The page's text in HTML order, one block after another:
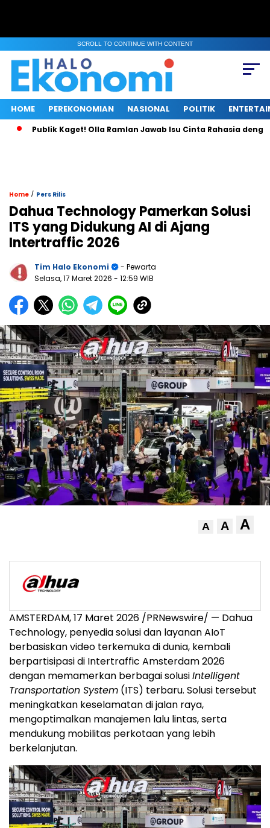
SCROLL TO CONTINUE WITH CONTENT
HOME PEREKONOMIAN NASIONAL POLITIK
Publik Kaget! Olla Ramlan Jawab Isu Cinta Rahasia dengan
Home / Pers Rilis
Dahua Technology Pamerkan Solusi
ITS yang Didukung AI di Ajang
Intertraffic 2026
Tim Halo Ekonomi
- Pewarta
Selasa, 17 Maret 2026 - 12:59 WIB
A A A
AMSTERDAM, 17 Maret 2026 /PRNewswire/ — Dahua
Technology, penyedia solusi dan layanan AIoT
berbasiskan video terkemuka di dunia, kembali
berpartisipasi di Intertraffic Amsterdam 2026
dengan memamerkan berbagai solusiIntelligent
Transportation System (ITS) terbaru. Solusi tersebut
meningkatkan keselamatan di jalan raya,
mengoptimalkan manajemen lalu lintas, serta
mendukung mobilitas perkotaan yang lebih
berkelanjutan.